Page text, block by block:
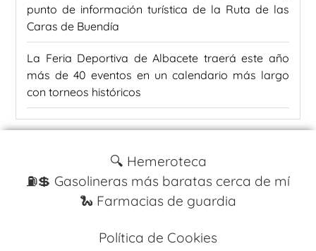
punto de información turística de la Ruta de las
Caras de Buendía
La Feria Deportiva de Albacete traerá este año
más de 40 eventos en un calendario más largo
con torneos históricos
🔍 Hemeroteca
⛽️💲 Gasolineras más baratas cerca de mí
🐍 Farmacias de guardia
Política de Cookies